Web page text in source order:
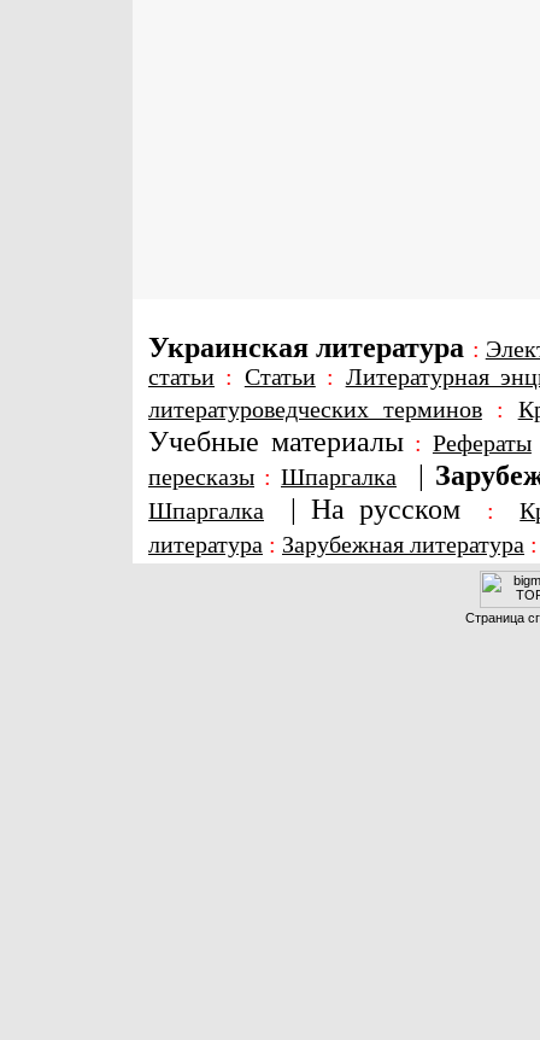
Украинская литература :
статьи : Статьи: Литературная
литературоведческих терминов:
Учебные материалы : Рефераты
пересказы : Шпаргалка |
Шпаргалка | На русском :
литература : Зарубежная литература
Страница